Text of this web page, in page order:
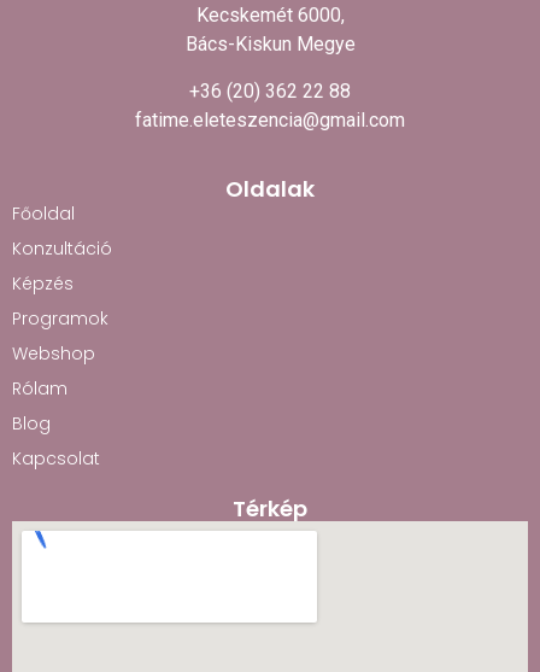
Kecskemét 6000,
Bács-Kiskun Megye
+36 (20) 362 22 88
fatime.eleteszencia@gmail.com
Oldalak
Főoldal
Konzultáció
Képzés
Programok
Webshop
Rólam
Blog
Kapcsolat
Térkép